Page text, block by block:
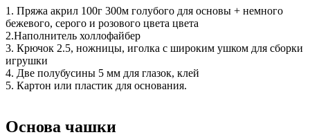
1. Пряжа акрил 100г 300м голубого для основы + немного
бежевого, серого и розового цвета цвета
2.Наполнитель холлофайбер
3. Крючок 2.5, ножницы, иголка с широким ушком для сборки
игрушки
4. Две полубусины 5 мм для глазок, клей
5. Картон или пластик для основания.
Основа чашки